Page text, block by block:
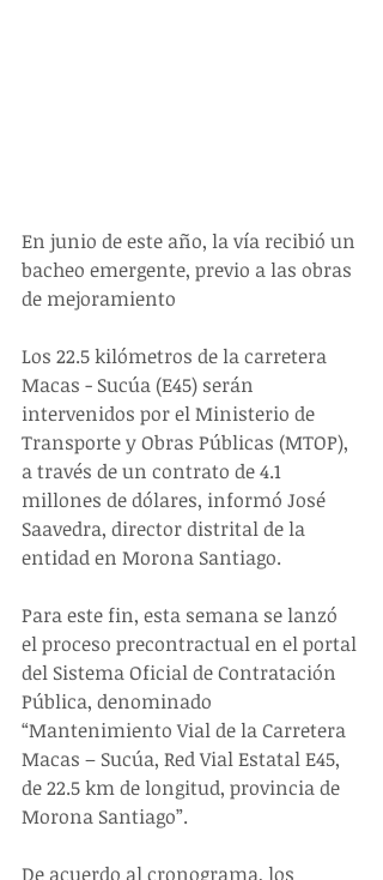
En junio de este año, la vía recibió un
bacheo emergente, previo a las obras
de mejoramiento
Los 22.5 kilómetros de la carretera
Macas - Sucúa (E45) serán
intervenidos por el Ministerio de
Transporte y Obras Públicas (MTOP),
a través de un contrato de 4.1
millones de dólares, informó José
Saavedra, director distrital de la
entidad en Morona Santiago.
Para este fin, esta semana se lanzó
el proceso precontractual en el portal
del Sistema Oficial de Contratación
Pública, denominado
“Mantenimiento Vial de la Carretera
Macas – Sucúa, Red Vial Estatal E45,
de 22.5 km de longitud, provincia de
Morona Santiago”.
De acuerdo al cronograma, los